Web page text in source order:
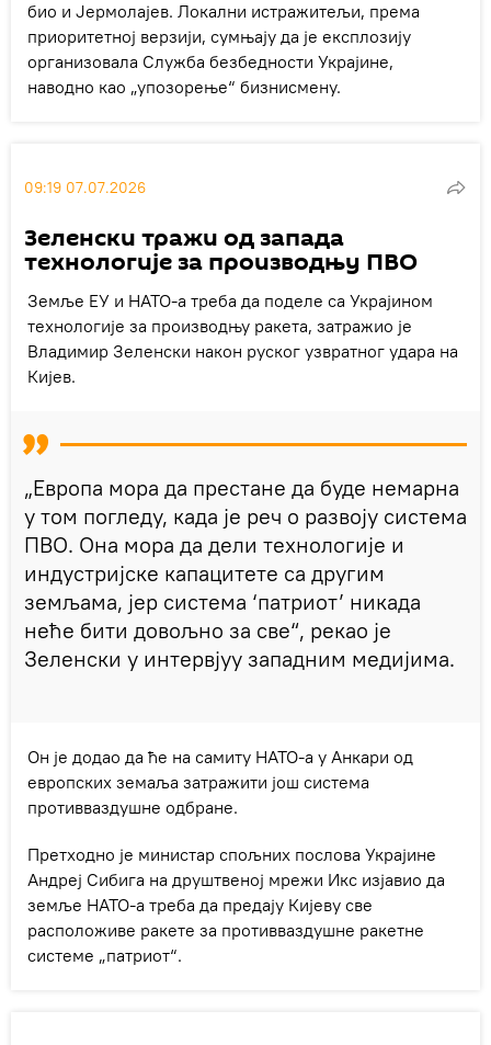
био и Јермолајев. Локални истражитељи, према
приоритетној верзији, сумњају да је експлозију
организовала Служба безбедности Украјине,
наводно као „упозорење“ бизнисмену.
09:19 07.07.2026
Зеленски тражи од запада
технологије за производњу ПВО
Земље ЕУ и НАТО-а треба да поделе са Украјином
технологије за производњу ракета, затражио је
Владимир Зеленски након руског узвратног удара на
Кијев.
„Европа мора да престане да буде немарна
у том погледу, када је реч о развоју система
ПВО. Она мора да дели технологије и
индустријске капацитете са другим
земљама, јер система ‘патриот’ никада
неће бити довољно за све“, рекао је
Зеленски у интервјуу западним медијима.
Он је додао да ће на самиту НАТО-а у Анкари од
европских земаља затражити још система
противваздушне одбране.
Претходно је министар спољних послова Украјине
Андреј Сибига на друштвеној мрежи Икс изјавио да
земље НАТО-а треба да предају Кијеву све
расположиве ракете за противваздушне ракетне
системе „патриот“.